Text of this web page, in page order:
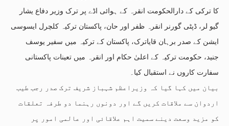
کا ترکی کے دارالحکومت انقرہ کے ہوائی اڈے پر ترک وزیر دفاع یشار
گیو لر، ڈپٹی گورنر انقرہ ظفر اور حان، پاکستان ترکیہ کلچرل ایسوسی
ایشن کے صدر برہان قایاترک، پاکستان کے ترکیہ میں سفیر یوسف
جنید، حکومت ترکیہ کے اعلیٰ حکام اور انقرہ میں تعینات پاکستانی
سفارت کاروں نے استقبال کیا۔
بیان میں کہا گیا کہ وزیراعظم شہباز شریف ترک صدر رجب طیب
اردوان سے ملاقات کریں گے اور دونوں رہنما دو طرفہ تعلقات
کو مزید وسعت دینے سمیت اہم علاقائی اور عالمی امور پر